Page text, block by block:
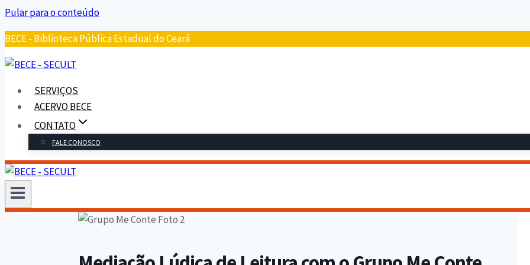
Pular para o conteúdo
BECE - Biblioteca Pública Estadual do Ceará
SERVIÇOS
ACERVO BECE
CONTATO
FALE CONOSCO